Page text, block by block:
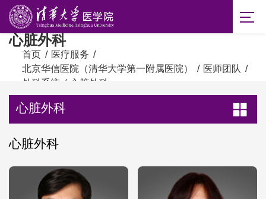
心脏外科
首页 / 医疗服务 /
北京华信医院（清华大学第一附属医院）
/ 医师团队 /
外科系统 / 心脏外科
心脏外科
心脏外科